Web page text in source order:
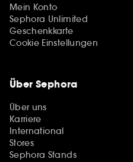
Mein Konto
Sephora Unlimited
Geschenkkarte
Cookie Einstellungen
Über Sephora
Über uns
Karriere
International
Stores
Sephora Stands